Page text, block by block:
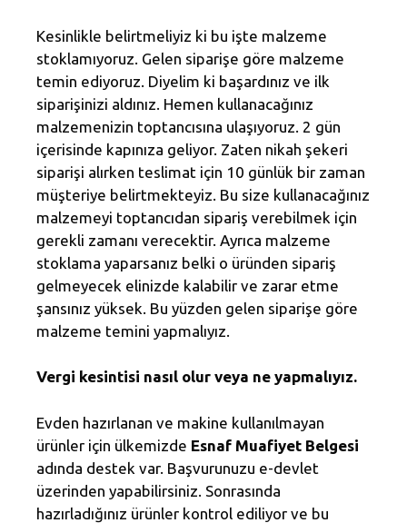
Kesinlikle belirtmeliyiz ki bu işte malzeme
stoklamıyoruz. Gelen siparişe göre malzeme
temin ediyoruz. Diyelim ki başardınız ve ilk
siparişinizi aldınız. Hemen kullanacağınız
malzemenizin toptancısına ulaşıyoruz. 2 gün
içerisinde kapınıza geliyor. Zaten nikah şekeri
siparişi alırken teslimat için 10 günlük bir zaman
müşteriye belirtmekteyiz. Bu size kullanacağınız
malzemeyi toptancıdan sipariş verebilmek için
gerekli zamanı verecektir. Ayrıca malzeme
stoklama yaparsanız belki o üründen sipariş
gelmeyecek elinizde kalabilir ve zarar etme
şansınız yüksek. Bu yüzden gelen siparişe göre
malzeme temini yapmalıyız.
Vergi kesintisi nasıl olur veya ne yapmalıyız.
Evden hazırlanan ve makine kullanılmayan
ürünler için ülkemizde Esnaf Muafiyet Belgesi
adında destek var. Başvurunuzu e-devlet
üzerinden yapabilirsiniz. Sonrasında
hazırladığınız ürünler kontrol ediliyor ve bu